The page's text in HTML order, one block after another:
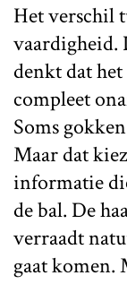
Het verschil
vaardigheid.
denkt dat
compleet
Soms
Maar dat
informatie
de bal. De
verraadt
gaat komen.